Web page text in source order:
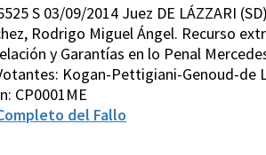
S 03/09/2014 Juez DE LÁZZARI
Rodrigo Miguel Ángel. Recurso
y Garantías en lo Penal
Kogan-Pettigiani-Genoud-de
CP0001ME
del Fallo